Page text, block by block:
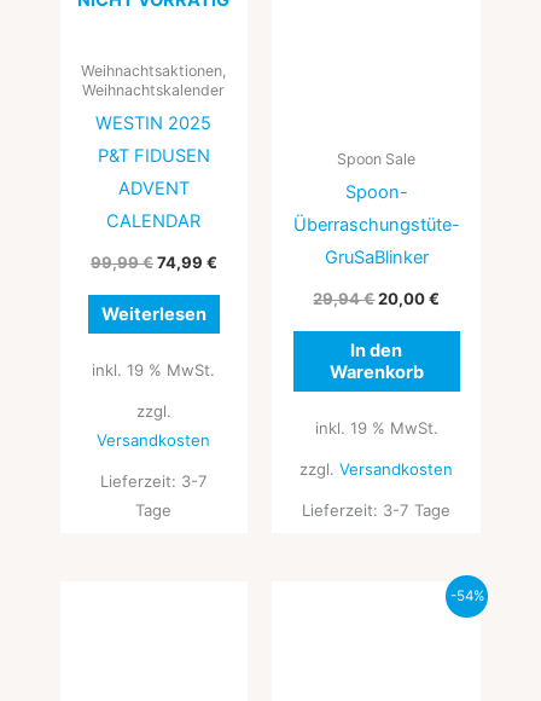
Weihnachtsaktionen,
Weihnachtskalender
WESTIN 2025
P&T FIDUSEN
ADVENT
CALENDAR
99,99€74,99 €
Weiterlesen
inkl. 19 % MwSt.
zzgl.
Versandkosten
Lieferzeit: 3-7
Tage
Spoon Sale
Spoon-
Überraschungstüte-
GruSaBlinker
29,94€20,00€
In den
Warenkorb
inkl. 19 % MwSt.
zzgl.Versandkosten
Lieferzeit: 3-7 Tage
-54%
Ursprünglicher
Aktueller
Preis